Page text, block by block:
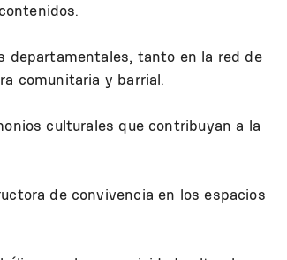
departamentales, tanto en la red de
comunitaria y barrial.
culturales que contribuyan a la
de convivencia en los espacios